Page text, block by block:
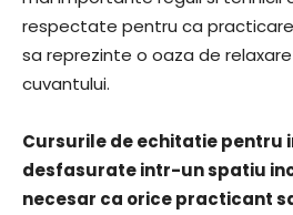
respectate pentru ca
sa reprezinte o oaza de
cuvantului.
Cursurile de echitatie pentru
desfasurate intr-un spatiu
necesar ca orice practicant